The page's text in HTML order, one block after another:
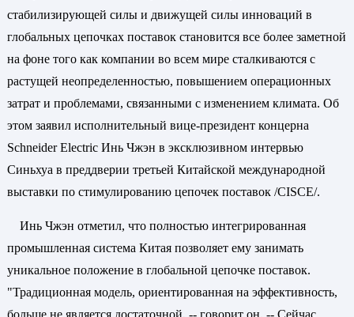
стабилизирующей силы и движущей силы инноваций в
глобальных цепочках поставок становится все более заметной
на фоне того как компании во всем мире сталкиваются с
растущей неопределенностью, повышением операционных
затрат и проблемами, связанными с изменением климата. Об
этом заявил исполнительный вице-президент концерна
Schneider Electric Инь Чжэн в эксклюзивном интервью
Синьхуа в преддверии третьей Китайской международной
выставки по стимулированию цепочек поставок /CISCE/.
Инь Чжэн отметил, что полностью интегрированная
промышленная система Китая позволяет ему занимать
уникальное положение в глобальной цепочке поставок.
"Традиционная модель, ориентированная на эффективность,
больше не является достаточной, -- говорит он. -- Сейчас